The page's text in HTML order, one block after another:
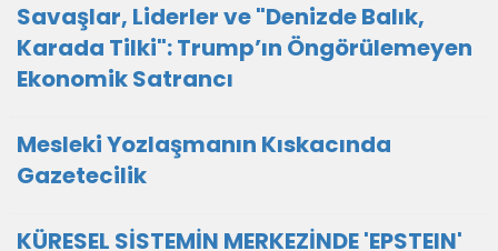
Savaşlar, Liderler ve "Denizde Balık,
Karada Tilki": Trump’ın Öngörülemeyen
Ekonomik Satrancı
Mesleki Yozlaşmanın Kıskacında
Gazetecilik
KÜRESEL SİSTEMİN MERKEZİNDE 'EPSTEIN'